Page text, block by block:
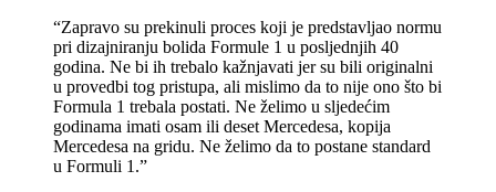
“Zapravo su prekinuli proces koji je predstavljao normu
pri dizajniranju bolida Formule 1 u posljednjih 40
godina. Ne bi ih trebalo kažnjavati jer su bili originalni
u provedbi tog pristupa, ali mislimo da to nije ono što bi
Formula 1 trebala postati. Ne želimo u sljedećim
godinama imati osam ili deset Mercedesa, kopija
Mercedesa na gridu. Ne želimo da to postane standard
u Formuli 1.”